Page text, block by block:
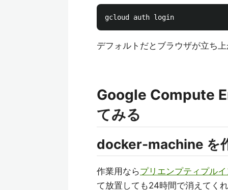
デフォルトだとブラウザが立ち
Google Compute
てみる
docker-machine を
作業用ならプリエンプティプル
て放置しても24時間で消えてく